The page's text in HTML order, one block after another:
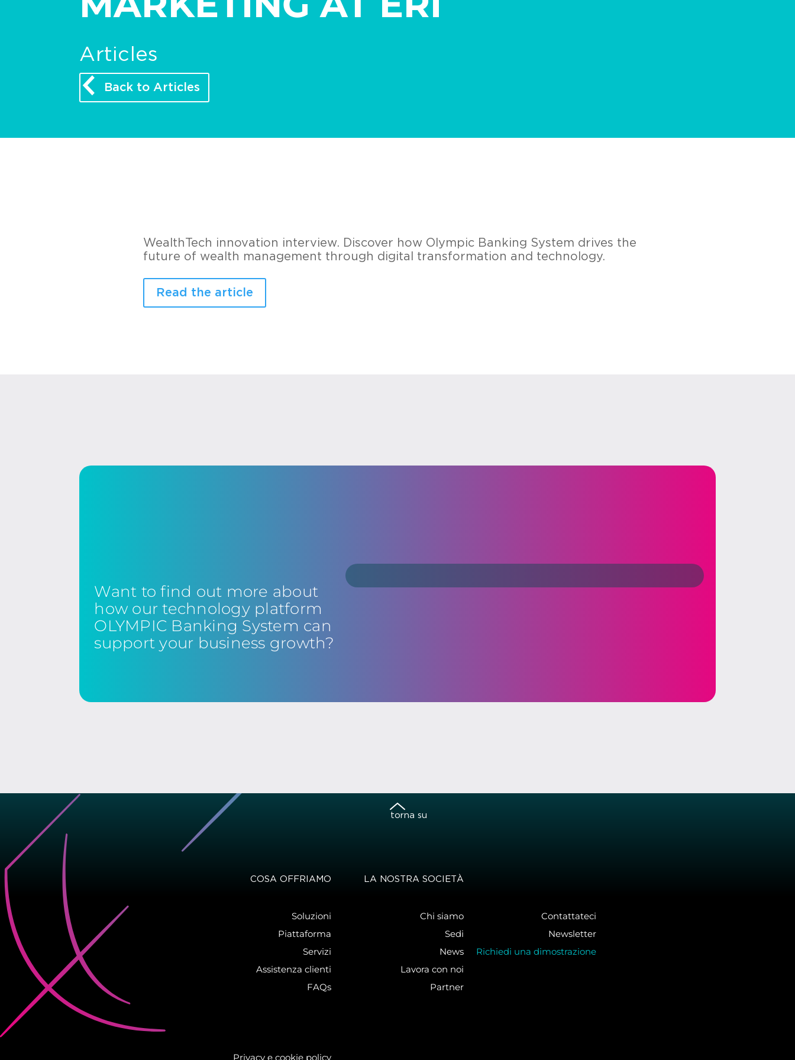
Articles
Back to Articles
WealthTech innovation interview. Discover how Olympic Banking System drives the
future of wealth management through digital transformation and technology.
Read the article
Want to find out more about
how our technology platform
OLYMPIC Banking System can
support your business growth?
torna su
COSA OFFRIAMO
Soluzioni
Piattaforma
Servizi
Assistenza clienti
FAQs
Privacy e cookie policy
LA NOSTRA SOCIETÀ
Chi siamo
Sedi
News
Lavora con noi
Partner
Contattateci
Newsletter
Richiedi una dimostrazione